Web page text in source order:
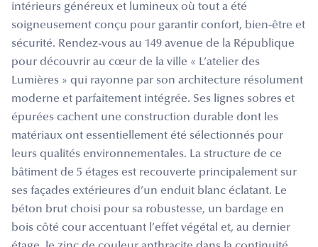
intérieurs généreux et lumineux où tout a été
soigneusement conçu pour garantir confort, bien-être et
sécurité. Rendez-vous au 149 avenue de la République
pour découvrir au cœur de la ville « L’atelier des
Lumières » qui rayonne par son architecture résolument
moderne et parfaitement intégrée. Ses lignes sobres et
épurées cachent une construction durable dont les
matériaux ont essentiellement été sélectionnés pour
leurs qualités environnementales. La structure de ce
bâtiment de 5 étages est recouverte principalement sur
ses façades extérieures d’un enduit blanc éclatant. Le
béton brut choisi pour sa robustesse, un bardage en
bois côté cour accentuant l’effet végétal et, au dernier